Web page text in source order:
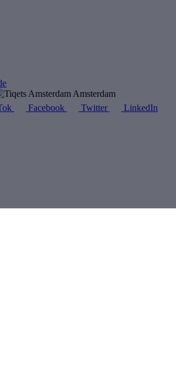
Amsterdam
Facebook Twitter LinkedIn